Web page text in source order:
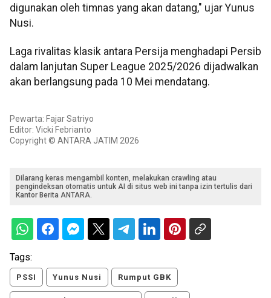
digunakan oleh timnas yang akan datang," ujar Yunus
Nusi.
Laga rivalitas klasik antara Persija menghadapi Persib
dalam lanjutan Super League 2025/2026 dijadwalkan
akan berlangsung pada 10 Mei mendatang.
Pewarta: Fajar Satriyo
Editor: Vicki Febrianto
Copyright © ANTARA JATIM 2026
Dilarang keras mengambil konten, melakukan crawling atau
pengindeksan otomatis untuk AI di situs web ini tanpa izin tertulis dari
Kantor Berita ANTARA.
Tags:
PSSI Yunus Nusi Rumput GBK